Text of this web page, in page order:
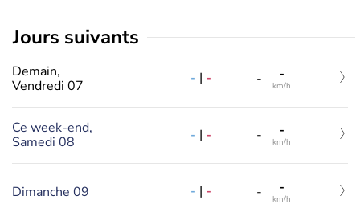
jours suivants
Demain,
Vendredi 07
- | - - -
km/h
Ce week-end,
Samedi 08
- | - - -
km/h
Dimanche 09 - | - - -
km/h